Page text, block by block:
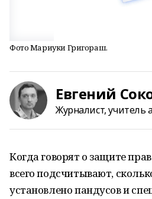
Фото Мариуки Григораш.
Евгений
Журналист, учитель
Когда говорят о защите
всего подсчитывают,
установлено пандусов и